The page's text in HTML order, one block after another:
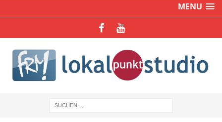
MENU